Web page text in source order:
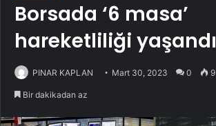
Borsada ‘6 masa’
hareketliliği yaşandı
PINAR KAPLAN Mart 30, 2023 0 9
Bir dakikadan az